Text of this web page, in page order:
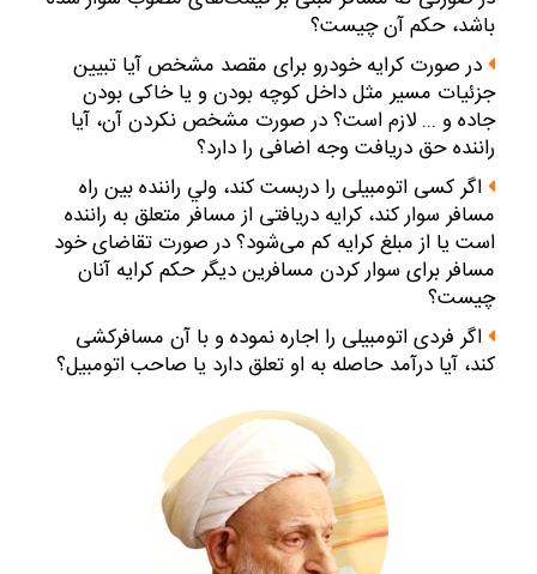
باشد، حكم آن چيست؟
در صورت كرايه خودرو براى مقصد مشخص آيا تبيين
جزئيات مسير مثل داخل كوچه بودن و يا خاكى بودن
جاده و ... لازم است؟ در صورت مشخص نكردن آن، آيا
راننده حق دريافت وجه اضافى را دارد؟
اگر كسى اتومبيلى را دربست كند، ولي راننده بين راه
مسافر سوار كند، كرايه دريافتى از مسافر متعلق به راننده
است يا از مبلغ كرايه كم مى‌شود؟ در صورت تقاضاى خود
مسافر براى سوار كردن مسافرين ديگر حكم كرايه‌ آنان
چيست؟
اگر فردى اتومبيلى را اجاره نموده و با آن مسافركشى
كند، آيا درآمد حاصله به او تعلق دارد يا صاحب اتومبيل؟